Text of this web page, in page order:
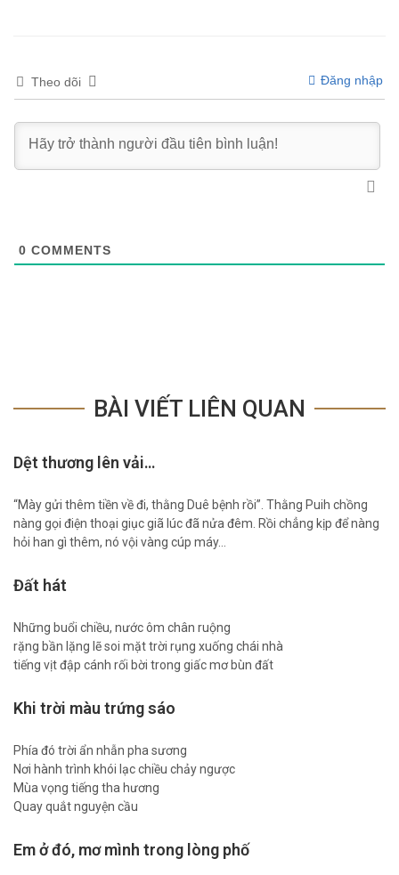
Theo dõi Đăng nhập
0 COMMENTS
BÀI VIẾT LIÊN QUAN
Dệt thương lên vải…
“Mày gửi thêm tiền về đi, thằng Duê bệnh rồi”. Thằng Puih chồng
nàng gọi điện thoại giục giã lúc đã nửa đêm. Rồi chẳng kịp để nàng
hỏi han gì thêm, nó vội vàng cúp máy…
Đất hát
Những buổi chiều, nước ôm chân ruộng
rặng bần lặng lẽ soi mặt trời rụng xuống chái nhà
tiếng vịt đập cánh rối bời trong giấc mơ bùn đất
Khi trời màu trứng sáo
Phía đó trời ẩn nhẫn pha sương
Nơi hành trình khói lạc chiều chảy ngược
Mùa vọng tiếng tha hương
Quay quắt nguyện cầu
Em ở đó, mơ mình trong lòng phố